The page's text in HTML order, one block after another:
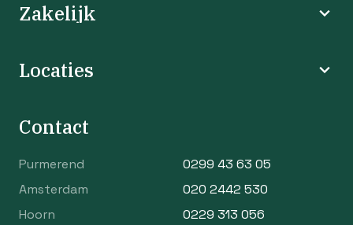
Zakelijk
Locaties
Contact
Purmerend
0299 43 63 05
Amsterdam
020 2442 530
Hoorn
0229 313 056